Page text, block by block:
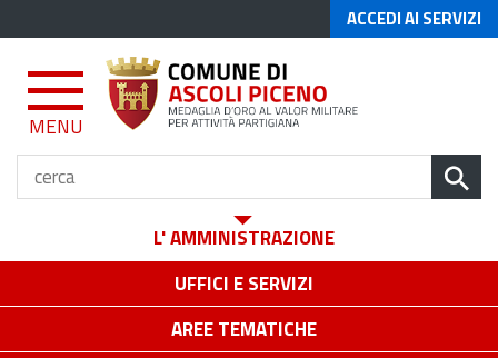
ACCEDI AI SERVIZI
MENU
L' AMMINISTRAZIONE
UFFICI E SERVIZI
AREE TEMATICHE